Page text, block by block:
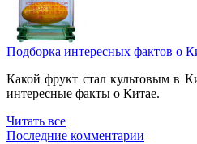
Подборка интересных фактов о
Какой фрукт стал культовым в
интересные факты о Китае.
Читать все
Последние комментарии